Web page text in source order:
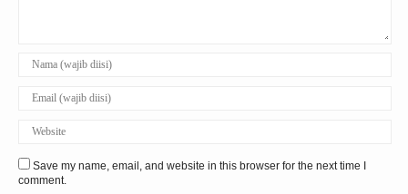
Save my name, email, and website in this browser for the next time I
comment.